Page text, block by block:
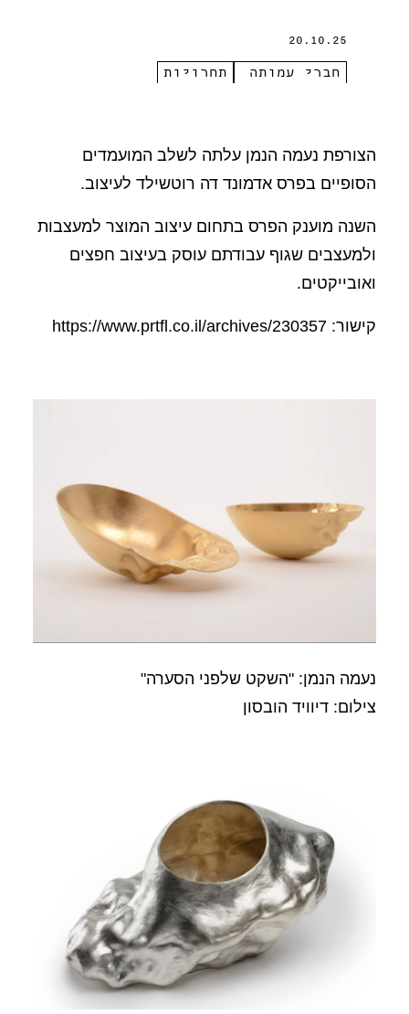
20.10.25
חברי עמותה תחרויות
הצורפת נעמה הנמן עלתה לשלב המועמדים
הסופיים בפרס אדמונד דה רוטשילד לעיצוב.
השנה מוענק הפרס בתחום עיצוב המוצר למעצבות
ולמעצבים שגוף עבודתם עוסק בעיצוב חפצים
ואובייקטים.
קישור: https://www.prtfl.co.il/archives/230357
נעמה הנמן: "השקט שלפני הסערה"
צילום: דיוויד הובסון